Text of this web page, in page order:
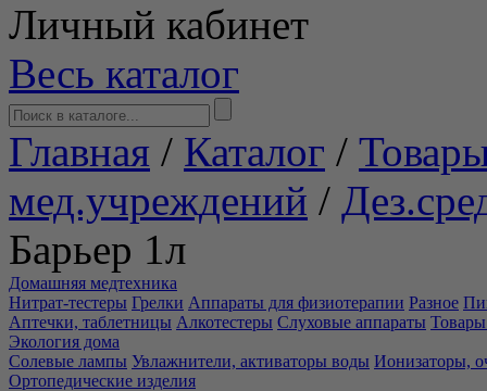
Личный кабинет
Весь каталог
Главная / Каталог /
мед.учреждений /
Барьер 1л
Домашняя медтехника
Нитрат-тестеры Грелки Аппараты для физиотерапии Разное
Аптечки, таблетницы Алкотестеры Слуховые аппараты Товары
Экология дома
Солевые лампы Увлажнители, активаторы воды Ионизаторы,
Ортопедические изделия